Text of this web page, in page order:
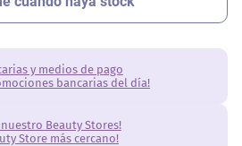
y medios de pago
bancarias del día!
Beauty Stores!
Store más cercano!